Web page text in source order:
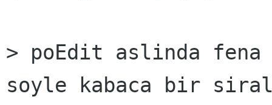
> poEdit aslinda
soyle kabaca bir